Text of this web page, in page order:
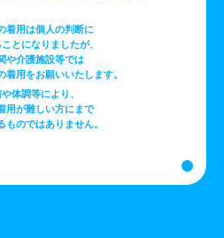
着用は個人の判断に
とになりましたが、
や介護施設等では
着用をお願いいたします。
体調等により、
用が難しい方にまで
ものではありません。